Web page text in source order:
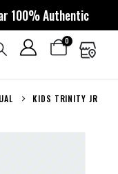
100% Authentic
0
KIDS TRINITY JR